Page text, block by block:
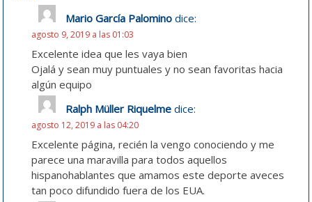
Mario García Palomino dice:
agosto 9, 2019 a las 01:03
Excelente idea que les vaya bien
Ojalá y sean muy puntuales y no sean favoritas hacia
algún equipo
Ralph Müller Riquelme dice:
agosto 12, 2019 a las 04:20
Excelente página, recién la vengo conociendo y me
parece una maravilla para todos aquellos
hispanohablantes que amamos este deporte aveces
tan poco difundido fuera de los EUA.